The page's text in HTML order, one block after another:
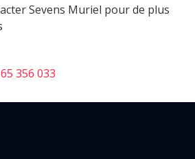
Sevens Muriel pour de plus
356 033